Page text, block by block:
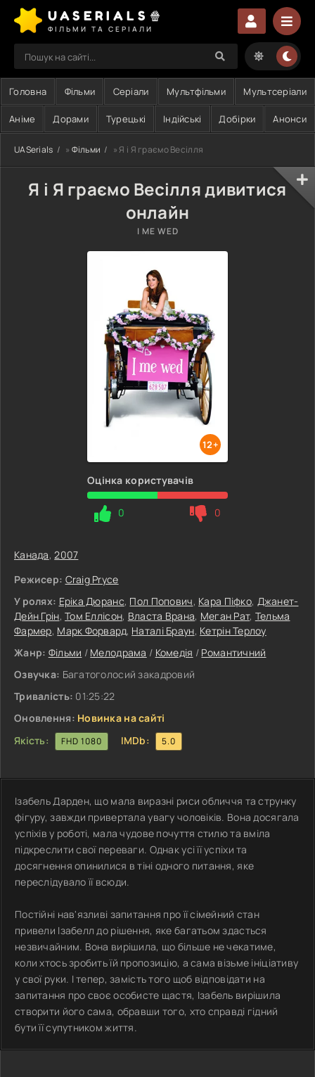
UASERIALS🍿
ФІЛЬМИ ТА СЕРІАЛИ
Головна Фільми Серіали Мультфільми Мультсеріали
Аніме Дорами Турецькі Індійські Добірки Анонси
UASerials » Фільми » Я і Я граємо Весілля
Я і Я граємо Весілля дивитися
онлайн
I ME WED
12+
Оцінка користувачів
0 0
Канада,2007
Режисер: Craig Pryce
У ролях: Еріка Дюранс, Пол Попович, Кара Піфко, Джанет-
Дейн Грін,Том Еллісон, Власта Врана, Меган Рат, Тельма
Фармер, Марк Форвард, Наталі Браун, Кетрін Терлоу
Жанр: Фільми / Мелодрама / Комедія / Романтичний
Озвучка: Багатоголосий закадровий
Тривалість: 01:25:22
Оновлення: Новинка на сайті
Якість:
FHD 1080 IMDb: 5.0
Ізабель Дарден, що мала виразні риси обличчя та струнку
фігуру, завжди привертала увагу чоловіків. Вона досягала
успіхів у роботі, мала чудове почуття стилю та вміла
підкреслити свої переваги. Однак усі її успіхи та
досягнення опинилися в тіні одного питання, яке
переслідувало її всюди.
Постійні нав'язливі запитання про її сімейний стан
привели Ізабелл до рішення, яке багатьом здасться
незвичайним. Вона вирішила, що більше не чекатиме,
коли хтось зробить їй пропозицію, а сама візьме ініціативу
у свої руки. І тепер, замість того щоб відповідати на
запитання про своє особисте щастя, Ізабель вирішила
створити його сама, обравши того, хто справді гідний
бути її супутником життя.